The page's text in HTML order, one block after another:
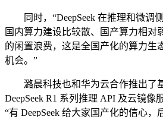
同时，“DeepSeek 在推理和微调
国内算力建设比较散、国产算力相对
的闲置浪费，这是全国产化的算力生
机会。”
潞晨科技也和华为云合作推出了
DeepSeek R1 系列推理 API 及云镜像
“有 DeepSeek 给大家国产化的信心